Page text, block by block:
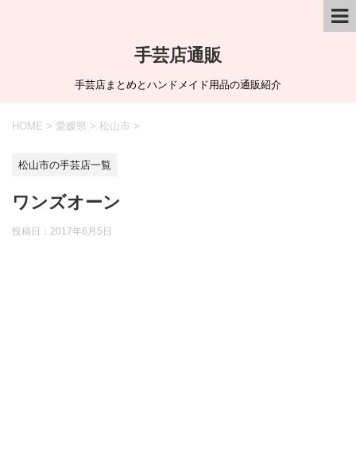
手芸店通販
手芸店まとめとハンドメイド用品の通販紹介
HOME > 愛媛県 > 松山市 >
松山市の手芸店一覧
ワンズオーン
投稿日： 2017年6月5日